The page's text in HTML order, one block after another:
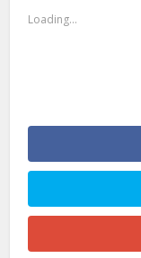
Loading...